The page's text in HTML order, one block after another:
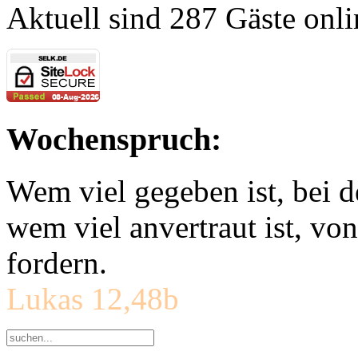
Aktuell sind 287 Gäste
Wochenspruch:
Wem viel gegeben ist, bei
wem viel anvertraut ist,
fordern.
Lukas 12,48b